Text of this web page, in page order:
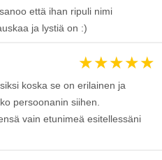
että ihan ripuli nimi
ja lystiä on :)
★★★★★
koska se on erilainen ja
persoonanin siihen.
vain etunimeä esitellessäni